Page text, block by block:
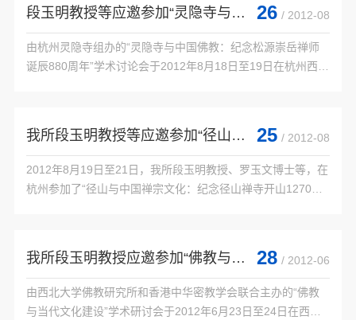
段玉明教授等应邀参加“灵隐寺与中国佛教：纪念松源崇岳禅师诞辰880周年”学术讨论... 26 / 2012-08
由杭州灵隐寺组办的“灵隐寺与中国佛教：纪念松源崇岳禅师
诞辰880周年”学术讨论会于2012年8月18日至19日在杭州西湖
我所段玉明教授等应邀参加“径山与中国禅宗文化”国际学术研讨会 25 / 2012-08
2012年8月19日至21日，我所段玉明教授、罗玉文博士等，在
杭州参加了“径山与中国禅宗文化：纪念径山禅寺开山1270周
我所段玉明教授应邀参加“佛教与当代文化建设”学术讨论会 28 / 2012-06
由西北大学佛教研究所和香港中华密教学会联合主办的“佛教
与当代文化建设”学术研讨会于2012年6月23日至24日在西北